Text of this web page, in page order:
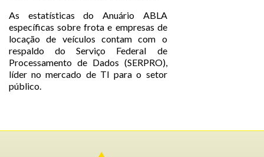
As estatísticas do Anuário ABLA
específicas sobre frota e empresas de
locação de veículos contam com o
respaldo do Serviço Federal de
Processamento de Dados (SERPRO),
líder no mercado de TI para o setor
público.